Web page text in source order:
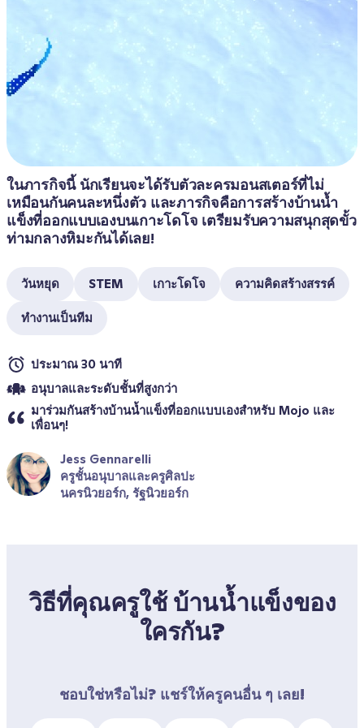
ในภารกิจนี้ นักเรียนจะได้รับตัวละครมอนสเตอร์ที่ไม่
เหมือนกันคนละหนึ่งตัว และภารกิจคือการสร้างบ้านน้ำ
แข็งที่ออกแบบเองบนเกาะโดโจ เตรียมรับความสนุกสุดขั้ว
ท่ามกลางหิมะกันได้เลย!
วันหยุด STEM เกาะโดโจ ความคิดสร้างสรรค์
ทำงานเป็นทีม
ประมาณ 30 นาที
อนุบาลและระดับชั้นที่สูงกว่า
มาร่วมกันสร้างบ้านน้ำแข็งที่ออกแบบเองสำหรับ Mojo และ
เพื่อนๆ!
Jess Gennarelli
ครูชั้นอนุบาลและครูศิลปะ
นครนิวยอร์ก, รัฐนิวยอร์ก
วิธีที่คุณครูใช้ บ้านน้ำแข็งของ
ใครกัน?
ชอบใช่หรือไม่? แชร์ให้ครูคนอื่น ๆ เลย!